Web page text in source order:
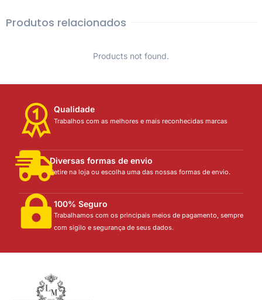
Produtos relacionados
Products not found.
Qualidade
Trabalhos com as melhores e mais reconhecidas marcas
Diversas formas de envio
Retire na loja ou escolha uma das nossas formas de envio.
100% Seguro
Trabalhamos com os principais meios de pagamento, sempre
com sigilo e segurança de seus dados.